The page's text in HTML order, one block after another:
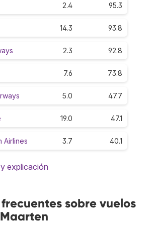
2.4 95.3
14.3 93.8
2.3 92.8
7.6 73.8
5.0 47.7
19.0 47.1
Airlines 3.7 40.1
explicación
sobre vuelos